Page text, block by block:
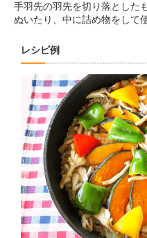
手羽先の羽先を切り落とした
ぬいたり、中に詰め物をして
レシピ例